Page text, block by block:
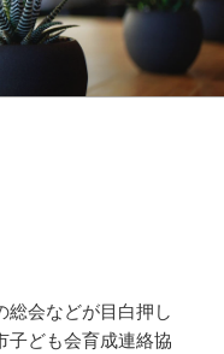
総会などが目白押し
子ども会育成連絡協